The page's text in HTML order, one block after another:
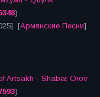
)
[Армянские Песни]
Artsakh - Shabat Orov
)